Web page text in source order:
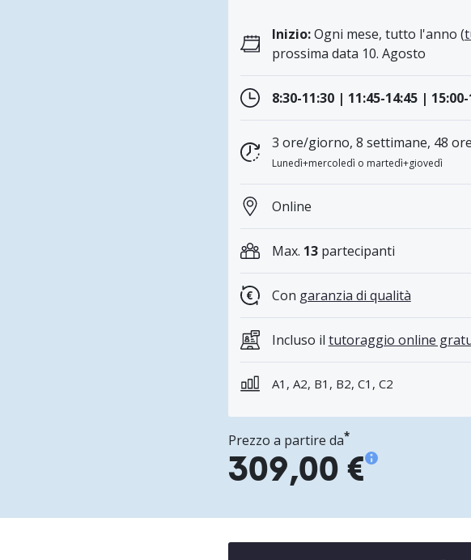
Inizio:Ogni mese, tutto l'anno (
prossima data 10. Agosto
8:30-11:30 | 11:45-14:45 |
3 ore/giorno, 8 settimane, 48
Lunedì+mercoledì o martedì+giovedì
Online
Max. 13partecipanti
Con garanzia di qualità
Incluso il tutoraggio online
A1, A2, B1, B2, C1, C2
Prezzo a partire da*
309,00 €